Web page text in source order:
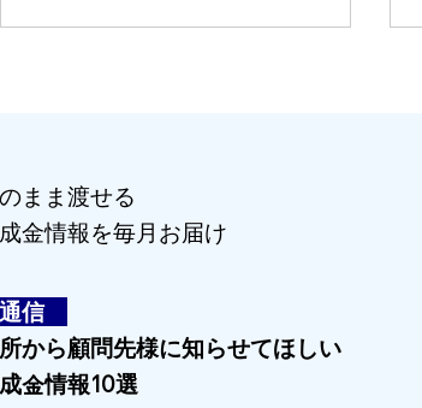
まま渡せる
金情報を毎月お届け
信
から顧問先様に知らせてほしい
金情報10選